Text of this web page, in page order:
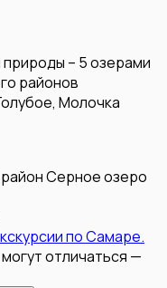
– 5 озерами
районов
Молочка
Серное озеро
по Самаре.
отличаться —